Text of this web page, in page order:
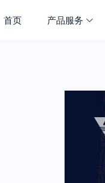
首页 产品服务